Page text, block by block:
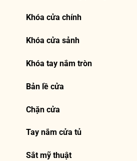
Khóa cửa chính
Khóa cửa sảnh
Khóa tay nắm tròn
Bản lề cửa
Chặn cửa
Tay nắm cửa tủ
Sắt mỹ thuật